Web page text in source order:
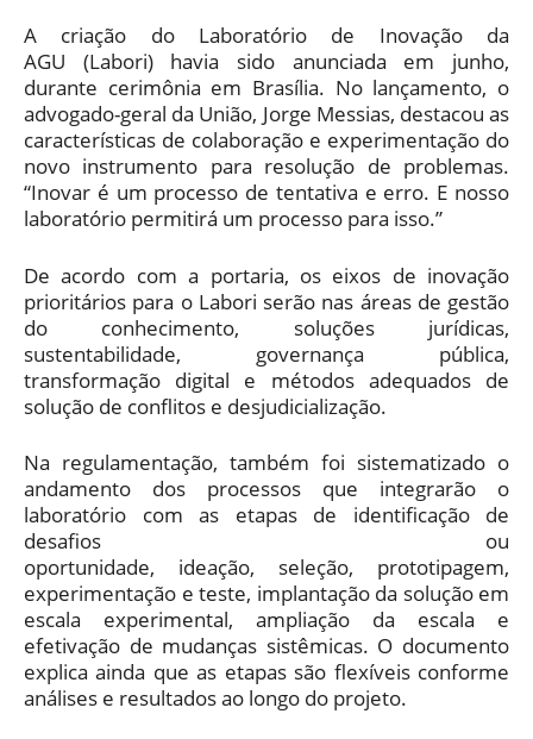
A criação do Laboratório de Inovação da
AGU (Labori) havia sido anunciada em junho,
durante cerimônia em Brasília. No lançamento, o
advogado-geral da União, Jorge Messias, destacou as
características de colaboração e experimentação do
novo instrumento para resolução de problemas.
“Inovar é um processo de tentativa e erro. E nosso
laboratório permitirá um processo para isso.”
De acordo com a portaria, os eixos de inovação
prioritários para o Labori serão nas áreas de gestão
do conhecimento, soluções jurídicas,
sustentabilidade, governança pública,
transformação digital e métodos adequados de
solução de conflitos e desjudicialização.
Na regulamentação, também foi sistematizado o
andamento dos processos que integrarão o
laboratório com as etapas de identificação de
desafios ou
oportunidade, ideação, seleção, prototipagem,
experimentação e teste, implantação da solução em
escala experimental, ampliação da escala e
efetivação de mudanças sistêmicas. O documento
explica ainda que as etapas são flexíveis conforme
análises e resultados ao longo do projeto.